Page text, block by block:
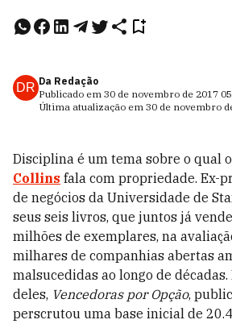
DR Da Redação
Publicado em 30 de novembro de 2017
Última atualização em 30 de novembro
Disciplina é um tema sobre o qual
Collins fala com propriedade. Ex-
de negócios da Universidade de
seus seis livros, que juntos já
milhões de exemplares, na
milhares de companhias abertas
malsucedidas ao longo de
deles, Vencedoras por Opção,
perscrutou uma base inicial de